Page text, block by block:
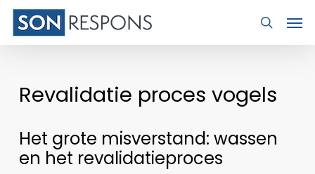
Skip
main
search
Revalidatie proces vogels
Het grote misverstand: wassen
en het revalidatieproces